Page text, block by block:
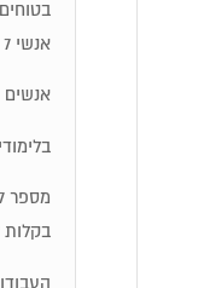
אנשי 7 זקוקים למרחב ולשקט, מאוד רוחניים, אנשים אינטליגנטיים הפועלים לפי אינטואיציה.
אנשים
בקלות